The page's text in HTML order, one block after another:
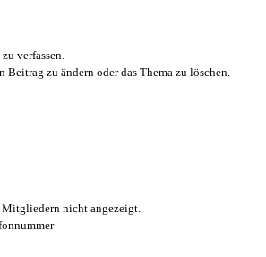
verfassen.
Beitrag zu ändern oder das Thema zu löschen.
nicht angezeigt.